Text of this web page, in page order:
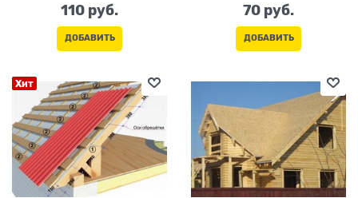
110 руб.
ДОБАВИТЬ
70 руб.
ДОБАВИТЬ
Хит